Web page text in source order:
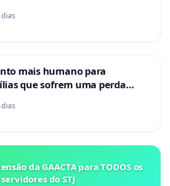
os direitos e interesses das
informações e documentos
da lei complementar respectiva;
externo da atividade policial, na
investigatórias e a instauração de
os fundamentos jurídicos de
mais humano para
que sofrem uma perda
portugueses
da GAACTA para TODOS os
servidores do STJ